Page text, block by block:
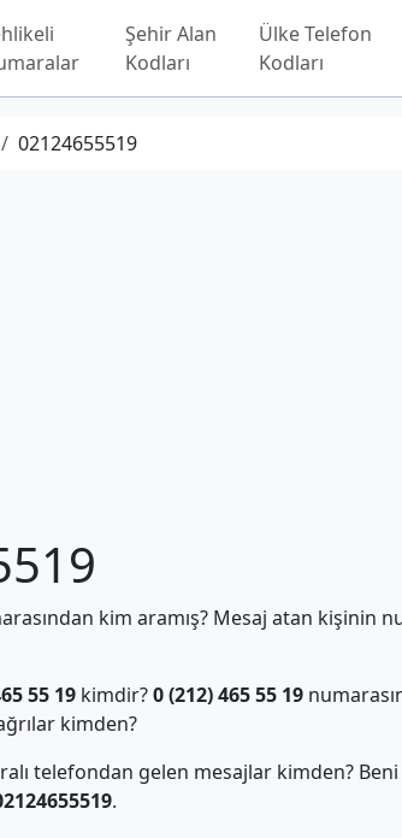
Şehir Alan
Kodları
Ülke Telefon
Kodları
02124655519
kim aramış? Mesaj atan kişinin
55 19kimdir?0 (212) 465 55 19
kimden?
telefondan gelen mesajlar kimden? Beni
.